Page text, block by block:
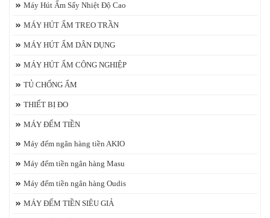
Máy Hút Ẩm Sấy Nhiệt Độ Cao
MÁY HÚT ẨM TREO TRẦN
MÁY HÚT ẨM DÂN DỤNG
MÁY HÚT ẨM CÔNG NGHIỆP
TỦ CHỐNG ẨM
THIẾT BỊ ĐO
MÁY ĐẾM TIỀN
Máy đếm ngân hàng tiền AKIO
Máy đếm tiền ngân hàng Masu
Máy đếm tiền ngân hàng Oudis
MÁY ĐẾM TIỀN SIÊU GIẢ